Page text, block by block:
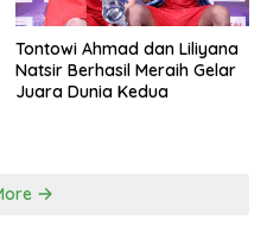
Tontowi Ahmad dan Liliyana
Natsir Berhasil Meraih Gelar
Juara Dunia Kedua